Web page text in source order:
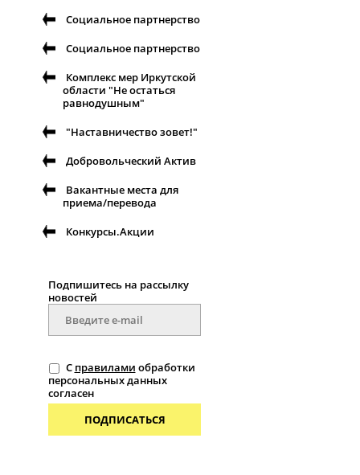
Социальное партнерство
Социальное партнерство
Комплекс мер Иркутской
области "Не остаться
равнодушным"
"Наставничество зовет!"
Добровольческий Актив
Вакантные места для
приема/перевода
Конкурсы.Акции
Подпишитесь на рассылку
новостей
С правилами обработки
персональных данных
согласен
ПОДПИСАТЬСЯ